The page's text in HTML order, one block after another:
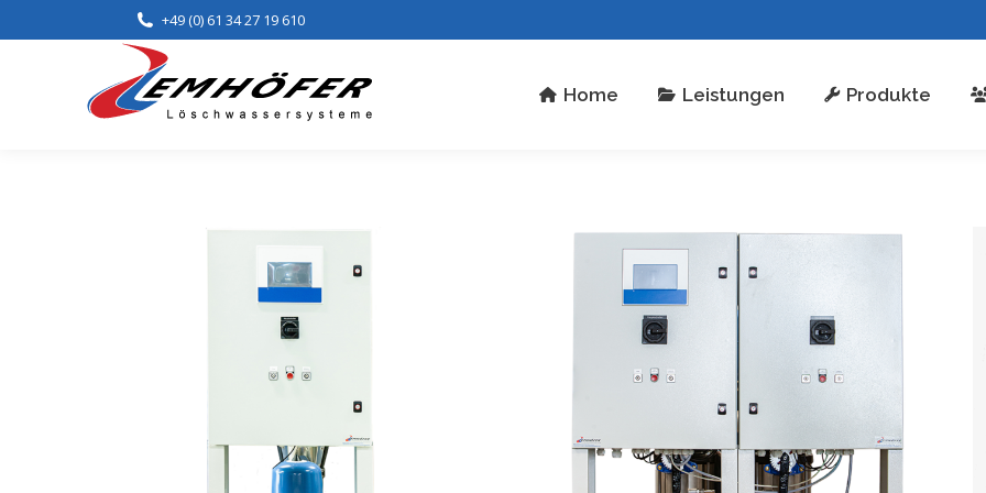
+49 (0) 61 34 27 19 610
Home Leistungen Produkte
Home Leistungen Produkte Über uns Kontakt